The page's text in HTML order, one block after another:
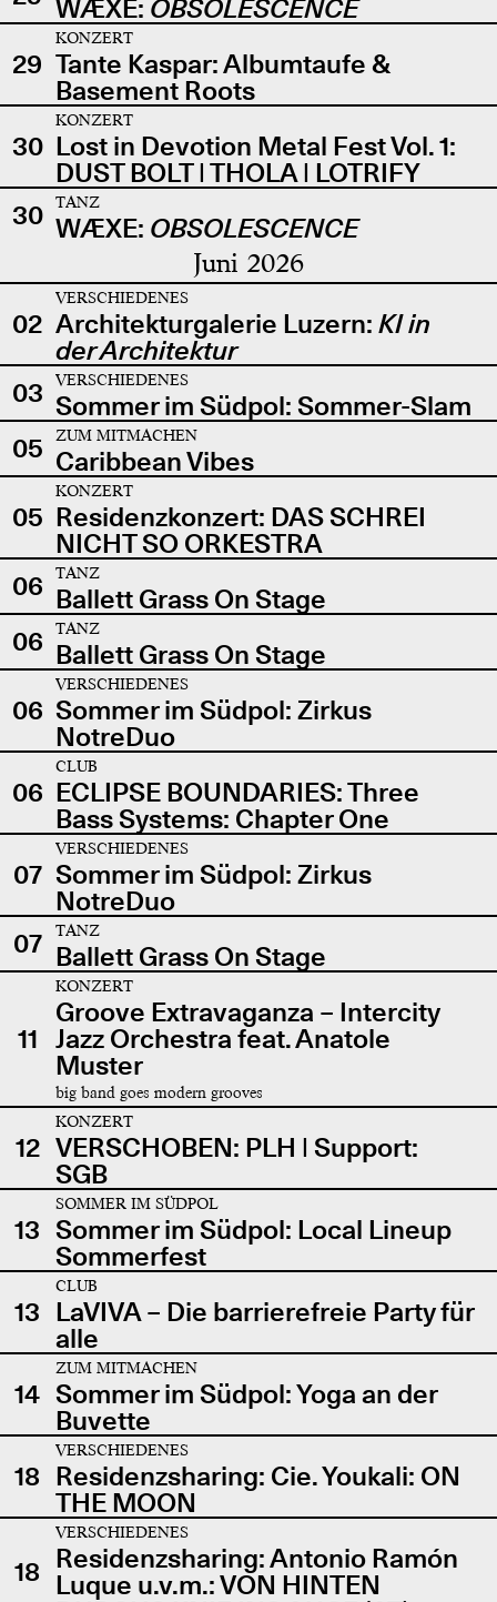
WÆXE: OBSOLESCENCE
29
KONZERT
Tante Kaspar: Albumtaufe &
Basement Roots
30
KONZERT
Lost in Devotion Metal Fest Vol. 1:
DUST BOLT | THOLA | LOTRIFY
30
TANZ
WÆXE: OBSOLESCENCE
Juni 2026
02
VERSCHIEDENES
Architekturgalerie Luzern: KI in
der Architektur
03
VERSCHIEDENES
Sommer im Südpol: Sommer-Slam
05
ZUM MITMACHEN
Caribbean Vibes
05
KONZERT
Residenzkonzert: DAS SCHREI
NICHT SO ORKESTRA
06
TANZ
Ballett Grass On Stage
06
TANZ
Ballett Grass On Stage
06
VERSCHIEDENES
Sommer im Südpol: Zirkus
NotreDuo
06
CLUB
ECLIPSE BOUNDARIES: Three
Bass Systems: Chapter One
07
VERSCHIEDENES
Sommer im Südpol: Zirkus
NotreDuo
07
TANZ
Ballett Grass On Stage
11
KONZERT
Groove Extravaganza – Intercity
Jazz Orchestra feat. Anatole
Muster
big band goes modern grooves
12
KONZERT
VERSCHOBEN: PLH | Support:
SGB
13
SOMMER IM SÜDPOL
Sommer im Südpol: Local Lineup
Sommerfest
13
CLUB
LaVIVA – Die barrierefreie Party für
alle
14
ZUM MITMACHEN
Sommer im Südpol: Yoga an der
Buvette
18
VERSCHIEDENES
Residenzsharing: Cie. Youkali: ON
THE MOON
18
VERSCHIEDENES
Residenzsharing: Antonio Ramón
Luque u.v.m.: VON HINTEN